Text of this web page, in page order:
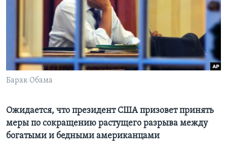
Learning English
СОЦИАЛЬНЫЕ СЕТИ
Барак Обама
Ожидается, что президент США призовет принять
меры по сокращению растущего разрыва между
богатыми и бедными американцами